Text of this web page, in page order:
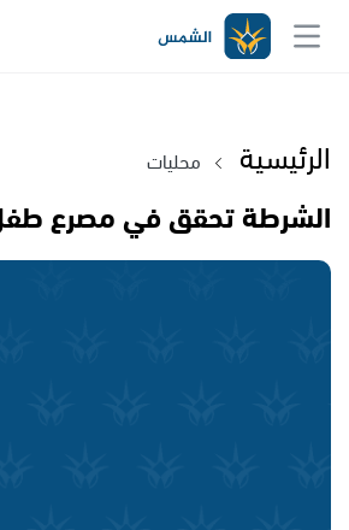
الرئيسية محليات
الشرطة تحقق في مصرع